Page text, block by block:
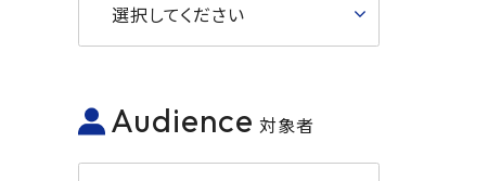
選択してください
Audience 対象者